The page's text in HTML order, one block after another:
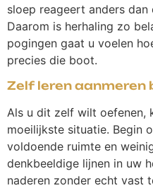
sloep reageert anders
Daarom is herhaling zo
pogingen gaat u voelen
precies die boot.
Zelf leren aanmeren
Als u dit zelf wilt oefenen,
moeilijkste situatie. Begin
voldoende ruimte en
denkbeeldige lijnen in uw
naderen zonder echt vast